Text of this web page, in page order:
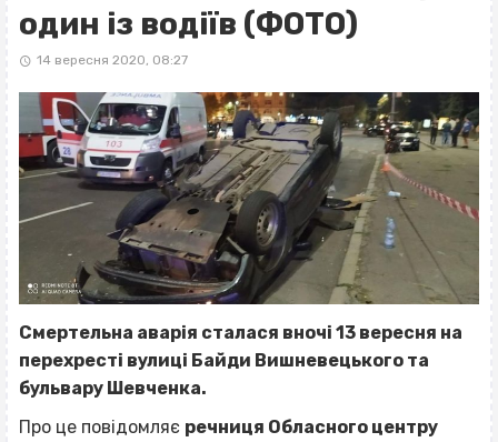
один із водіїв (ФОТО)
14 вересня 2020, 08:27
Смертельна аварія сталася вночі 13 вересня на
перехресті вулиці Байди Вишневецького та
бульвару Шевченка.
Про це повідомляє речниця Обласного центру